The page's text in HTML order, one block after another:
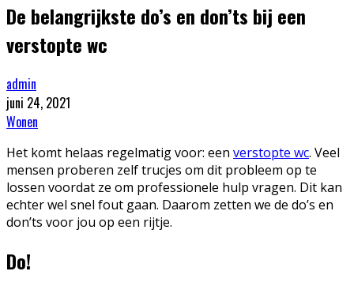
De belangrijkste do’s en don’ts bij een
verstopte wc
admin
juni 24, 2021
Wonen
Het komt helaas regelmatig voor: een verstopte wc. Veel
mensen proberen zelf trucjes om dit probleem op te
lossen voordat ze om professionele hulp vragen. Dit kan
echter wel snel fout gaan. Daarom zetten we de do’s en
don’ts voor jou op een rijtje.
Do!